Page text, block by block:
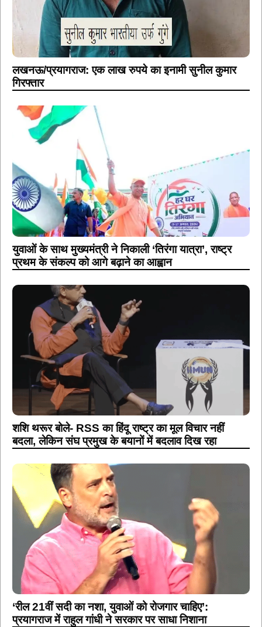
लखनऊ/प्रयागराज: एक लाख रुपये का इनामी सुनील कुमार
गिरफ्तार
युवाओं के साथ मुख्यमंत्री ने निकाली ‘तिरंगा यात्रा’, राष्ट्र
प्रथम के संकल्प को आगे बढ़ाने का आह्वान
शशि थरूर बोले- RSS का हिंदू राष्ट्र का मूल विचार नहीं
बदला, लेकिन संघ प्रमुख के बयानों में बदलाव दिख रहा
‘रील 21वीं सदी का नशा, युवाओं को रोजगार चाहिए’:
प्रयागराज में राहुल गांधी ने सरकार पर साधा निशाना